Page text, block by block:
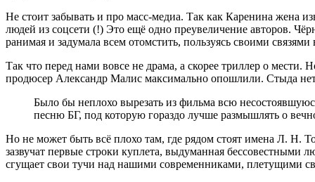
Не стоит забывать и про масс-медиа. Так как Каренина жена
людей из соцсети (!) Это ещё одно преувеличение авторов.
ранимая и задумала всем отомстить, пользуясь своими
Так что перед нами вовсе не драма, а скорее триллер о
продюсер Александр Малис максимально опошлили. Стыда
Было бы неплохо вырезать из фильма всю
песню БГ, под которую гораздо лучше размышлять о
Но не может быть всё плохо там, где рядом стоят имена Л. Н.
зазвучат первые строки куплета, выдуманная
сгущает свои тучи над нашими современниками, плетущими